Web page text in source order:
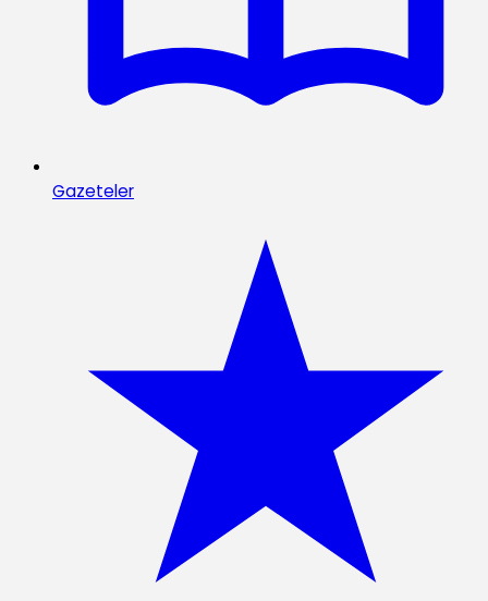
Gazeteler